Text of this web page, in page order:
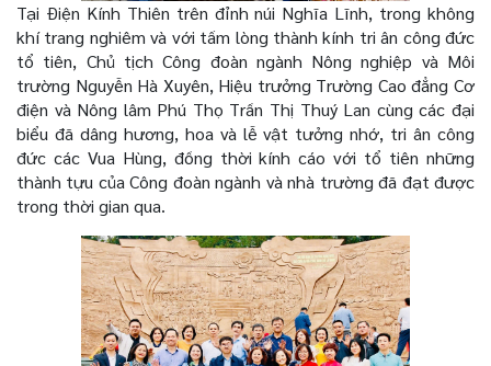
Tại Điện Kính Thiên trên đỉnh núi Nghĩa Lĩnh, trong không
khí trang nghiêm và với tấm lòng thành kính tri ân công đức
tổ tiên, Chủ tịch Công đoàn ngành Nông nghiệp và Môi
trường Nguyễn Hà Xuyên, Hiệu trưởng Trường Cao đẳng Cơ
điện và Nông lâm Phú Thọ Trần Thị Thuý Lan cùng các đại
biểu đã dâng hương, hoa và lễ vật tưởng nhớ, tri ân công
đức các Vua Hùng, đồng thời kính cáo với tổ tiên những
thành tựu của Công đoàn ngành và nhà trường đã đạt được
trong thời gian qua.